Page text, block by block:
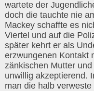
wartete der
doch die tauchte nie
Mackey schaffte es
Viertel und auf die
später kehrt er als
erzwungenen Kontakt
zänkischen Mutter
unwillig akzeptierend.
man die halb